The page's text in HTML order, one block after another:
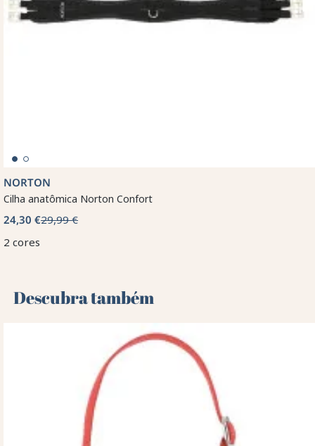
NORTON
Cilha anatômica Norton Confort
24,30 €29,99 €
2 cores
Descubra também 🌻